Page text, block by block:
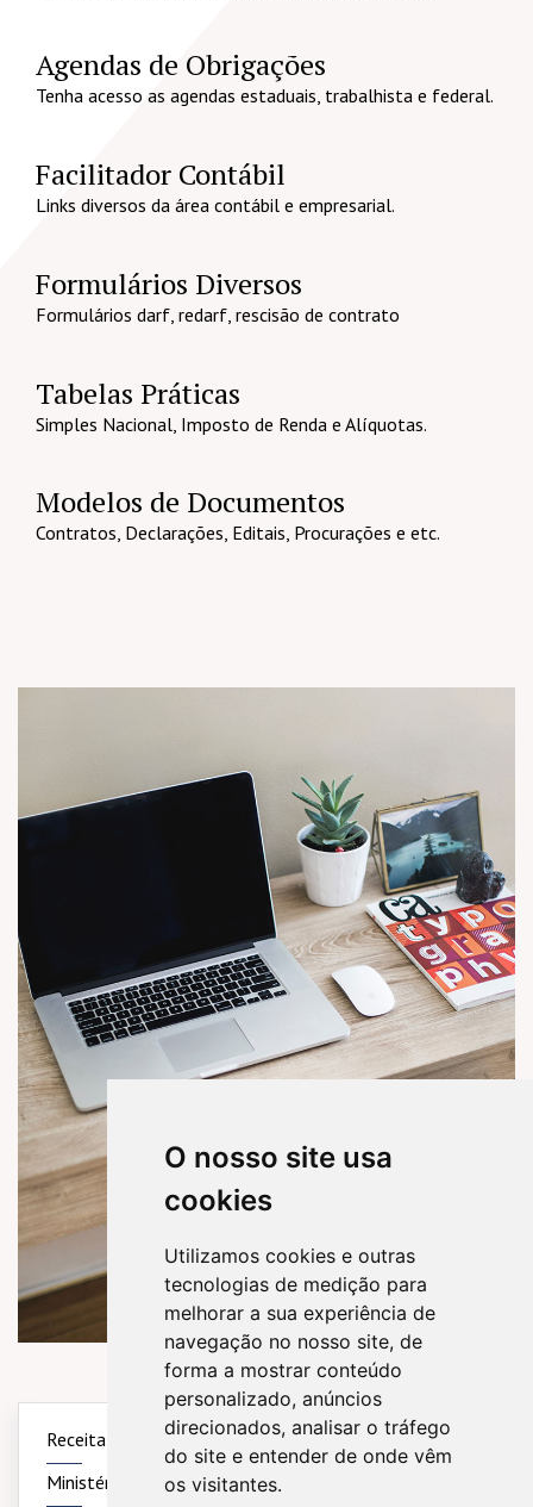
O nosso site usa
cookies
Utilizamos cookies e outras
tecnologias de medição para
melhorar a sua experiência de
navegação no nosso site, de
forma a mostrar conteúdo
personalizado, anúncios
direcionados, analisar o tráfego
do site e entender de onde vêm
os visitantes.
Agendas de Obrigações
Tenha acesso as agendas estaduais, trabalhista e federal.
Facilitador Contábil
Links diversos da área contábil e empresarial.
Formulários Diversos
Formulários darf, redarf, rescisão de contrato
Tabelas Práticas
Simples Nacional, Imposto de Renda e Alíquotas.
Modelos de Documentos
Contratos, Declarações, Editais, Procurações e etc.
Receita Federal Simples Nacional
Sintegra
Ministério do Trabalho
Previdência Social